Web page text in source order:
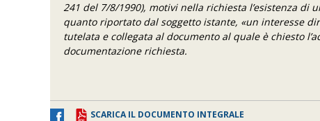
241 del 7/8/1990), motivi nella richiesta l’esistenza di
quanto riportato dal soggetto istante, «un interesse
tutelata e collegata al documento al quale è chiesto
documentazione richiesta.
SCARICA IL DOCUMENTO INTEGRALE